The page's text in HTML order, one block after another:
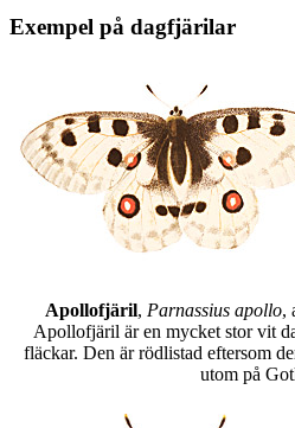
Exempel på dagfjärilar
Apollofjäril, Parnassius apollo,
Apollofjäril är en mycket stor vit
fläckar. Den är rödlistad eftersom
utom på